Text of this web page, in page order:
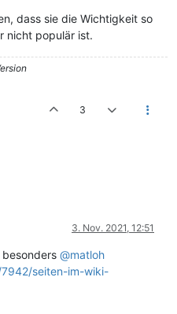
dass sie die Wichtigkeit so
nicht populär ist.
3
3. Nov. 2021, 12:51
@matloh
seiten-im-wiki-